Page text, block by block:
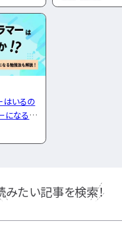
民間開発資格
民間インフラ
文系 辞めたい
ランキング
仕事内容
就活・新卒
転職成功
なるには
おすすめ
策・内定獲得
面接対策どうすれば？
面接で落とされる理由は？
の技術質問どう答える？
はいるの
になる勉
みたい記事を検索！